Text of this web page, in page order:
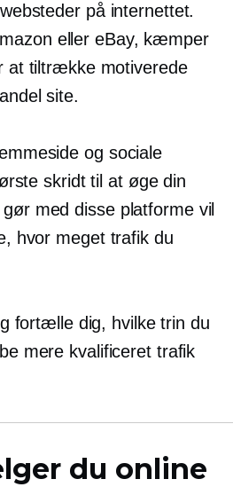
på internettet.
eller eBay, kæmper
at tiltrække motiverede
site.
og sociale
skridt til at øge din
med disse platforme vil
hvor meget trafik du
fortælle dig, hvilke trin du
mere kvalificeret trafik
du online